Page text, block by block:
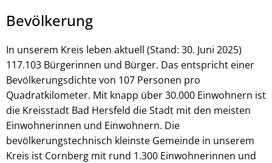
Bevölkerung
In unserem Kreis leben aktuell (Stand: 30. Juni 2025)
117.103 Bürgerinnen und Bürger. Das entspricht einer
Bevölkerungsdichte von 107 Personen pro
Quadratkilometer. Mit knapp über 30.000 Einwohnern ist
die Kreisstadt Bad Hersfeld die Stadt mit den meisten
Einwohnerinnen und Einwohnern. Die
bevölkerungstechnisch kleinste Gemeinde in unserem
Kreis ist Cornberg mit rund 1.300 Einwohnerinnen und